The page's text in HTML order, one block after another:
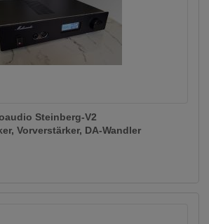
Steinberg-V2
Vorverstärker, DA-Wandler